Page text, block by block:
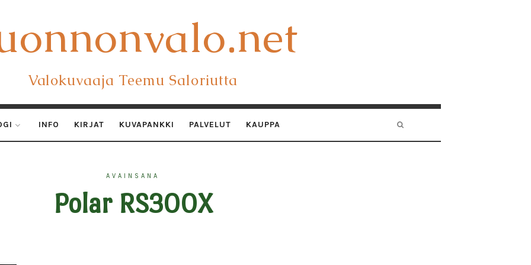
Valokuvaaja Teemu Saloriutta
INFO KIRJAT KUVAPANKKI PALVELUT KAUPPA
AVAINSANA
Polar RS300X